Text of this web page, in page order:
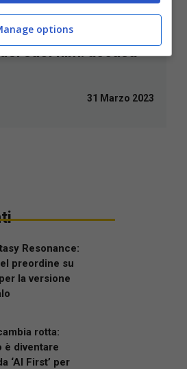
arrestato uno dei
suoi film: accusa
31 Marzo 2023
Resonance:
preordine su
la versione
rotta:
è diventare
‘AI First’ per
options